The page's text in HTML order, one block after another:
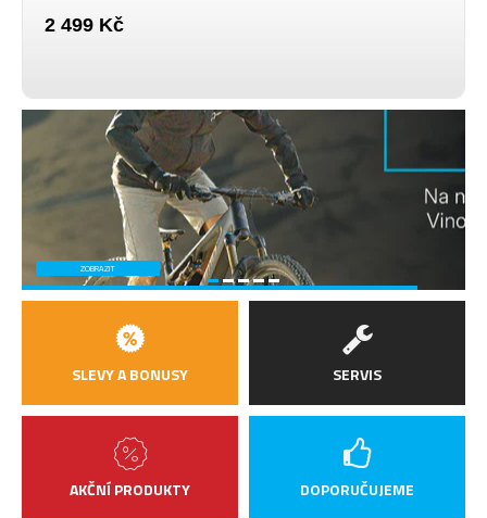
2 499 Kč
ZOBRAZIT
SLEVY A BONUSY
AKČNÍ PRODUKTY
SERVIS
DOPORUČUJEME